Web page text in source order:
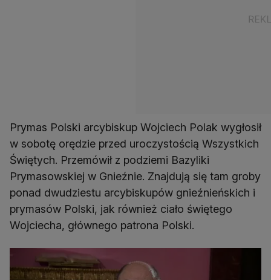
Prymas Polski arcybiskup Wojciech Polak wygłosił
w sobotę orędzie przed uroczystością Wszystkich
Świętych. Przemówił z podziemi Bazyliki
Prymasowskiej w Gnieźnie. Znajdują się tam groby
ponad dwudziestu arcybiskupów gnieźnieńskich i
prymasów Polski, jak również ciało świętego
Wojciecha, głównego patrona Polski.